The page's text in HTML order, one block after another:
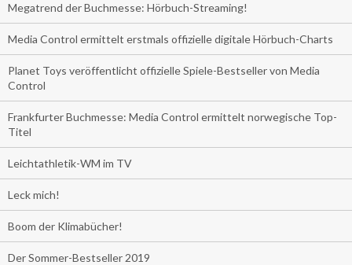
Megatrend der Buchmesse: Hörbuch-Streaming!
Media Control ermittelt erstmals offizielle digitale Hörbuch-Charts
Planet Toys veröffentlicht offizielle Spiele-Bestseller von Media
Control
Frankfurter Buchmesse: Media Control ermittelt norwegische Top-
Titel
Leichtathletik-WM im TV
Leck mich!
Boom der Klimabücher!
Der Sommer-Bestseller 2019